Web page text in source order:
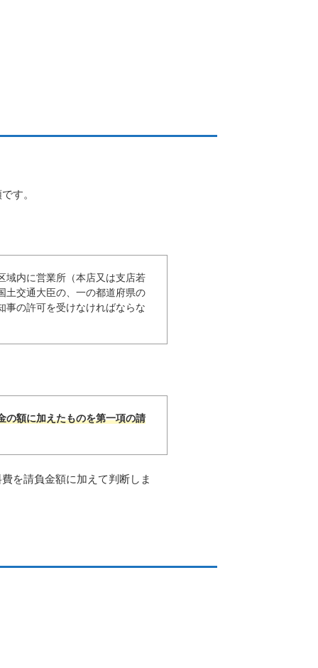
す。
域内に営業所（本店又は支店若
土交通大臣の、一の都道府県の
事の許可を受けなければならな
の額に加えたものを第一項の請
を請負金額に加えて判断しま